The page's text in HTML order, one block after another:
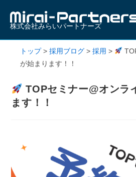
株式会社みらいパートナーズ
トップ> 採用ブログ > 採用 >
が始まります！！
TOPセミナー@オンラ
ます！！